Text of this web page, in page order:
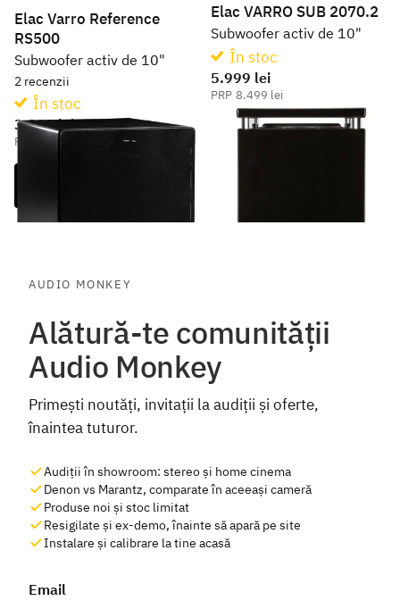
Elac Varro Reference
RS500
Subwoofer activ de 10"
2 recenzii
În stoc
3.999 lei
6.499 lei
Elac VARRO SUB 2070.2
Subwoofer activ de 10"
În stoc
5.999 lei
8.499 lei
AUDIO MONKEY
Alătură-te comunității
Audio Monkey
Primești noutăți, invitații la audiții și oferte,
înaintea tuturor.
Audiții în showroom: stereo și home cinema
Denon vs Marantz, comparate în aceeași cameră
Produse noi și stoc limitat
Resigilate și ex-demo, înainte să apară pe site
Instalare și calibrare la tine acasă
Email